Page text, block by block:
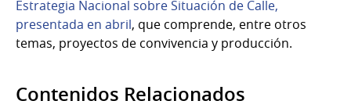
Estrategia Nacional sobre Situación de Calle,
presentada en abril, que comprende, entre otros
temas, proyectos de convivencia y producción.
Contenidos Relacionados